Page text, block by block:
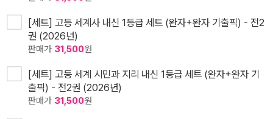
[세트] 고등 세계사 내신 1등급 세트 (완자+완자 기출픽) - 전2
권 (2026년)
판매가 31,500원
[세트] 고등 세계 시민과 지리 내신 1등급 세트 (완자+완자 기
출픽) - 전2권 (2026년)
판매가 31,500원